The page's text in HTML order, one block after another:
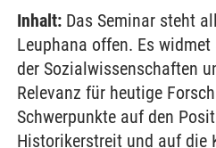
Inhalt: Das Seminar steht
Leuphana offen. Es
der Sozialwissenschaften
Relevanz für heutige
Schwerpunkte auf den
Historikerstreit und auf die